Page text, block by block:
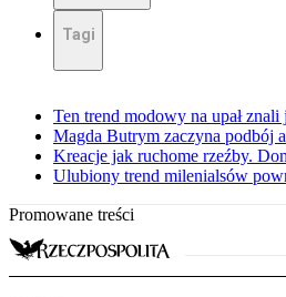
Tagi
Ten trend modowy na upał
Magda Butrym zaczyna podbój
Kreacje jak ruchome rzeźby.
Ulubiony trend milenialsów
Promowane treści